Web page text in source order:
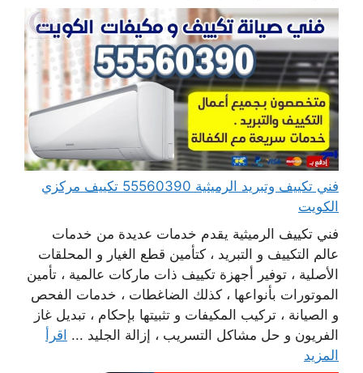
فني تكييف وتبريد الرميثية 55560390 تكييف مركزي
الكويت
فني تكييف الرميثية يقدم خدمات عديدة من خدمات
عالم التكييف و التبريد ، كتأمين قطع الغيار و المحلقات
الأصلية ، توفير أجهزة تكييف ذات ماركات عالمية ، تأمين
الموتورات بأنواعها ، كذلك الضاغطات ، خدمات الفحص
و الصيانة ، تركيب المكيفات و تثبيتها بإحكام ، تبديل غاز
الفريون و حل مشاكل التسريب ، إزالة الجليد ... اقرأ
المزيد